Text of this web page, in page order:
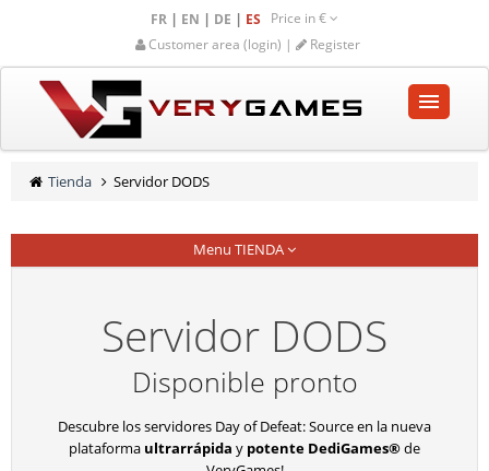
FR | EN | DE | ES Price in€
Customer area (login) |
Register
INICIO
COMUNIDAD
Tienda Servidor DODS
Menu TIENDA
Servidor DODS
Disponible pronto
Descubre los servidores Day of Defeat: Source en la nueva
plataforma ultrarrápida y potente DediGames®de